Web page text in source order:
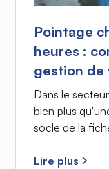
Pointage
heures :
gestion de
Dans le
bien plus
socle de la
Lire plus